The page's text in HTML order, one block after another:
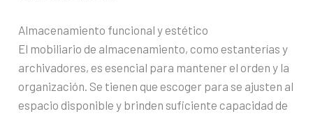
Almacenamiento funcional y estético
El mobiliario de almacenamiento, como estanterías y
archivadores, es esencial para mantener el orden y la
organización. Se tienen que escoger para se ajusten al
espacio disponible y brinden suficiente capacidad de